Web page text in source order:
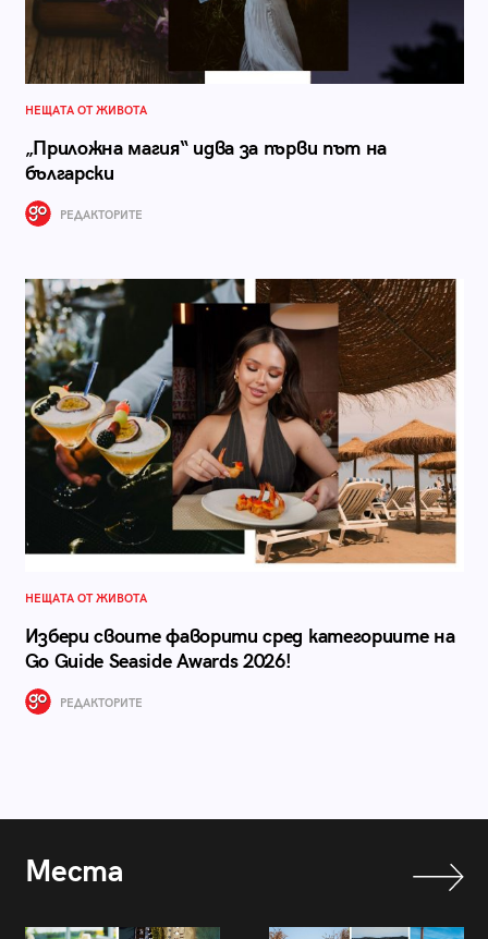
НЕЩАТА ОТ ЖИВОТА
„Приложна магия“ идва за първи път на
български
РЕДАКТОРИТЕ
НЕЩАТА ОТ ЖИВОТА
Избери своите фаворити сред категориите на
Go Guide Seaside Awards 2026!
РЕДАКТОРИТЕ
Места